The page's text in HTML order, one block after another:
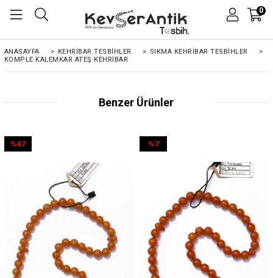
0
ANASAYFA > KEHRIBAR TESBIHLER > SIKMA KEHRİBAR TESBİHLER
>
KOMPLE KALEMKAR ATEŞ KEHRIBAR
Benzer Ürünler
%47
%7